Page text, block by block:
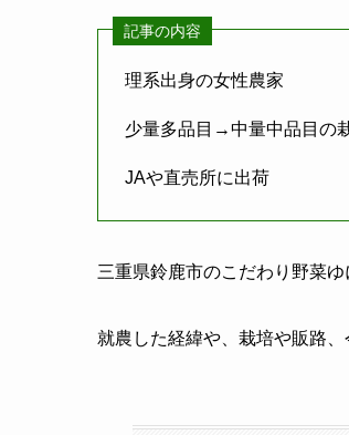
記事の内容
理系出身の女性農家
少量多品目→中量中品目の
JAや直売所に出荷
三重県鈴鹿市のこだわり野菜
就農した経緯や、栽培や販路